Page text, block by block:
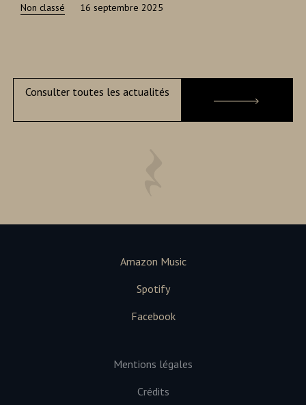
Non classé 16 septembre 2025
Consulter toutes les actualités
Amazon Music
Spotify
Facebook
Mentions légales
Crédits